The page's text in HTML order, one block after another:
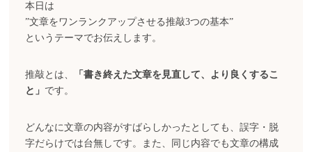
本日は
”文章をワンランクアップさせる推敲3つの基本”
というテーマでお伝えします。
推敲とは、
「書き終えた文章を見直して、より良くするこ
と」 です。
どんなに文章の内容がすばらしかったとしても、誤字・脱
字だらけでは台無しです。また、同じ内容でも文章の構成